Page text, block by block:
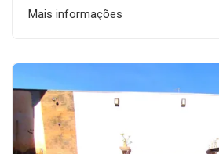
Mais informações